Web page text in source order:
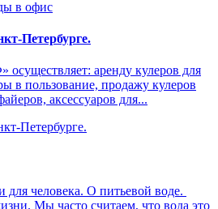
Петербурге.
аренду кулеров для
в пользование, продажу кулеров
аксессуаров для...
для человека. О питьевой воде.
Мы часто считаем, что вода это